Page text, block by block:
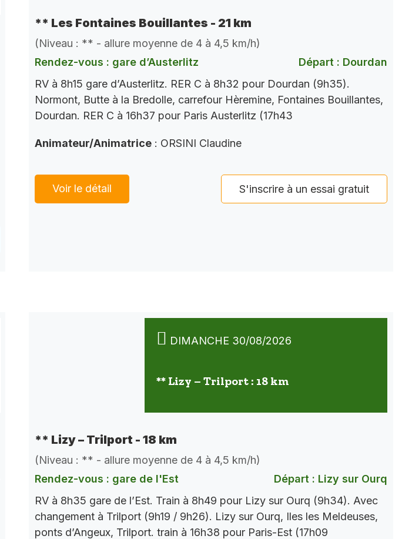
** Les Fontaines Bouillantes - 21 km
(Niveau : ** - allure moyenne de 4 à 4,5 km/h)
Rendez-vous : gare d’Austerlitz
Départ : Dourdan
RV à 8h15 gare d’Austerlitz. RER C à 8h32 pour Dourdan (9h35).
Normont, Butte à la Bredolle, carrefour Hèremine, Fontaines Bouillantes,
Dourdan. RER C à 16h37 pour Paris Austerlitz (17h43
Animateur/Animatrice : ORSINI Claudine
Voir le détail S'inscrire à un essai gratuit
DIMANCHE 30/08/2026
** Lizy – Trilport : 18 km
** Lizy – Trilport - 18 km
(Niveau : ** - allure moyenne de 4 à 4,5 km/h)
Rendez-vous : gare de l'Est
Départ : Lizy sur Ourq
RV à 8h35 gare de l’Est. Train à 8h49 pour Lizy sur Ourq (9h34). Avec
changement à Trilport (9h19 / 9h26). Lizy sur Ourq, Iles les Meldeuses,
ponts d’Angeux, Trilport. train à 16h38 pour Paris-Est (17h09